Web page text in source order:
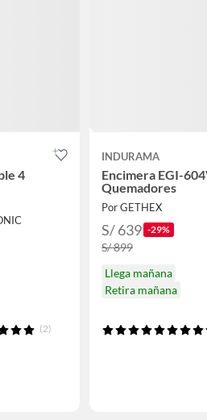
4
(2)
INDURAMA
Encimera EGI-
Quemadores
Por GETHEX
S/ 639 -29%
S/ 899
Llega mañana
Retira mañana